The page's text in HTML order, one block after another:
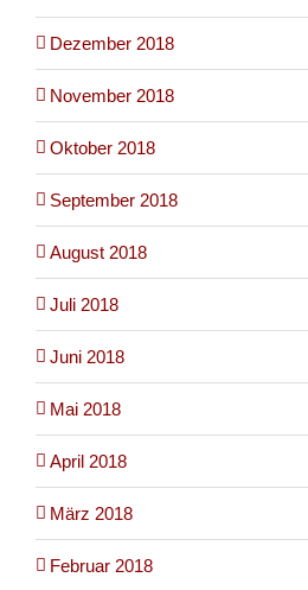
Dezember 2018
November 2018
Oktober 2018
September 2018
August 2018
Juli 2018
Juni 2018
Mai 2018
April 2018
März 2018
Februar 2018